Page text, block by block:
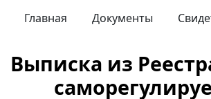
Главная Документы
Выписка из